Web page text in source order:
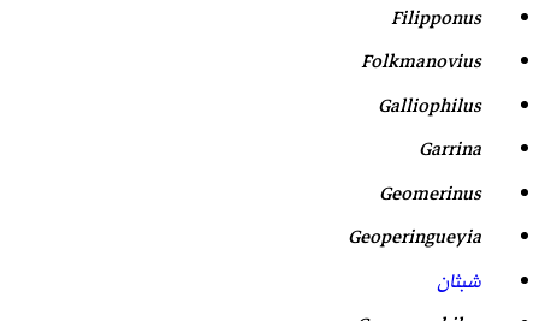
Filipponus
Folkmanovius
Galliophilus
Garrina
Geomerinus
Geoperingueyia
شبثان